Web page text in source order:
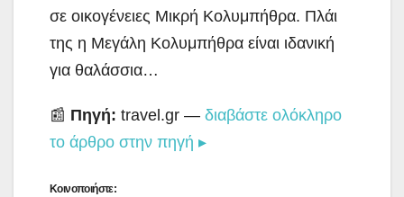
σε οικογένειες Μικρή Κολυμπήθρα. Πλάι
της η Μεγάλη Κολυμπήθρα είναι ιδανική
για θαλάσσια…
📰 Πηγή: travel.gr — διαβάστε ολόκληρο
το άρθρο στην πηγή ▸
Κοινοποιήστε: